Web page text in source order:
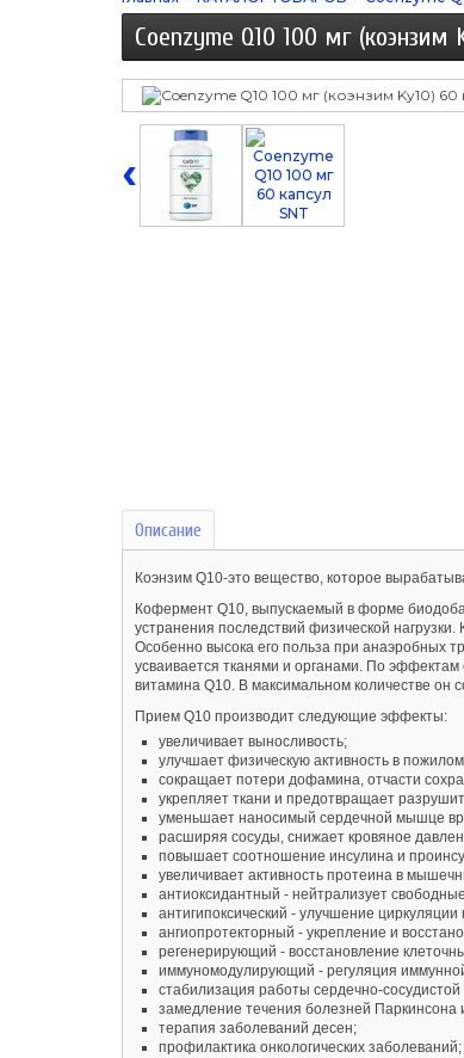
Coenzyme Q10 100 мг (коэнзим
‹
Описание
Коэнзим Q10-это вещество, которое
Кофермент Q10, выпускаемый в форме
устранения последствий физической
Особенно высока его польза при анаэробных
усваивается тканями и органами. По
витамина Q10. В максимальном количестве он
Прием Q10 производит следующие эффекты:
увеличивает выносливость;
улучшает физическую активность в
сокращает потери дофамина, отчасти
укрепляет ткани и предотвращает
уменьшает наносимый сердечной мышце
расширяя сосуды, снижает кровяное
повышает соотношение инсулина и
увеличивает активность протеина в
антиоксидантный - нейтрализует
антигипоксический - улучшение
ангиопротекторный - укрепление и
регенерирующий - восстановление
иммуномодулирующий - регуляция
стабилизация работы сердечно-
замедление течения болезней Паркинсона
терапия заболеваний десен;
профилактика онкологических заболеваний;